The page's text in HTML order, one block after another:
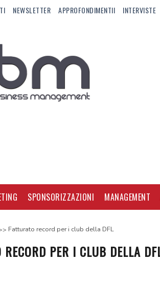
NEWSLETTER APPROFONDIMENTII INTERVISTE
SPONSORIZZAZIONI MANAGEMENT
Fatturato record per i club della DFL
RECORD PER I CLUB DELLA